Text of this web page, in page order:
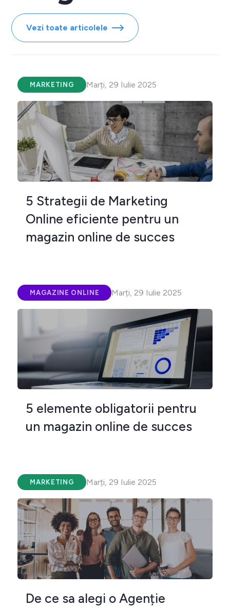
Vezi toate articolele
MARKETING Marți, 29 Iulie 2025
5 Strategii de Marketing
Online eficiente pentru un
magazin online de succes
MAGAZINE ONLINE Marți, 29 Iulie 2025
5 elemente obligatorii pentru
un magazin online de succes
MARKETING Marți, 29 Iulie 2025
De ce sa alegi o Agenție